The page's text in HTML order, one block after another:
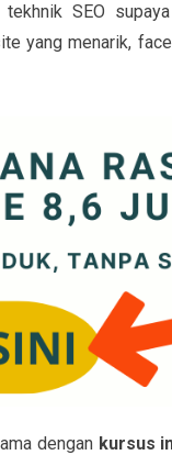
tekhnik SEO
yang menarik,
dengan kursus